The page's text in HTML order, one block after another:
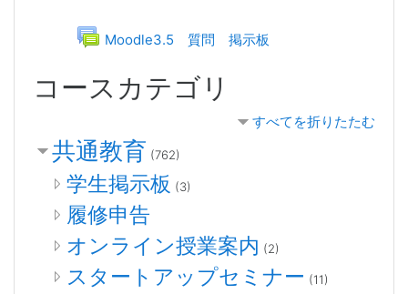
版に更新
2019/03/19講演会ビデオ配信開始
法講習会 今、著作権教育を考える」
2019/02/20 Moodle3.5の新しいユー
ザインターフェースに対応した教職員
向けマニュアル
2019/02/19 Moodle3.5の初期設定完
了＆サイトをオープン
Moodle3.5 質問 掲示板フォーラム
コースカテゴリ
すべてを折りたたむ
共通教育 (762)
学生掲示板 (3)
履修申告
オンライン授業案内 (2)
スタートアップセミナー (11)